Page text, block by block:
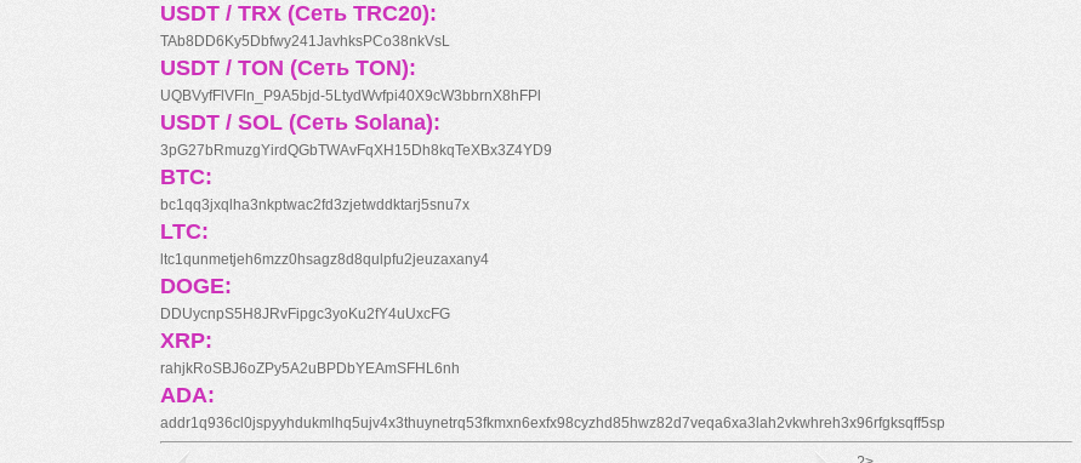
USDT / TRX (Сеть TRC20):
TAb8DD6Ky5Dbfwy241JavhksPCo38nkVsL
USDT / TON (Сеть TON):
UQBVyfFlVFln_P9A5bjd-5LtydWvfpi40X9cW3bbrnX8hFPl
USDT / SOL (Сеть Solana):
3pG27bRmuzgYirdQGbTWAvFqXH15Dh8kqTeXBx3Z4YD9
BTC:
bc1qq3jxqlha3nkptwac2fd3zjetwddktarj5snu7x
LTC:
ltc1qunmetjeh6mzz0hsagz8d8qulpfu2jeuzaxany4
DOGE:
DDUycnpS5H8JRvFipgc3yoKu2fY4uUxcFG
XRP:
rahjkRoSBJ6oZPy5A2uBPDbYEAmSFHL6nh
ADA:
addr1q936cl0jspyyhdukmlhq5ujv4x3thuynetrq53fkmxn6exfx98cyzhd85hwz82d7veqa6xa3lah2vkwhreh3x96rfgksqff5sp